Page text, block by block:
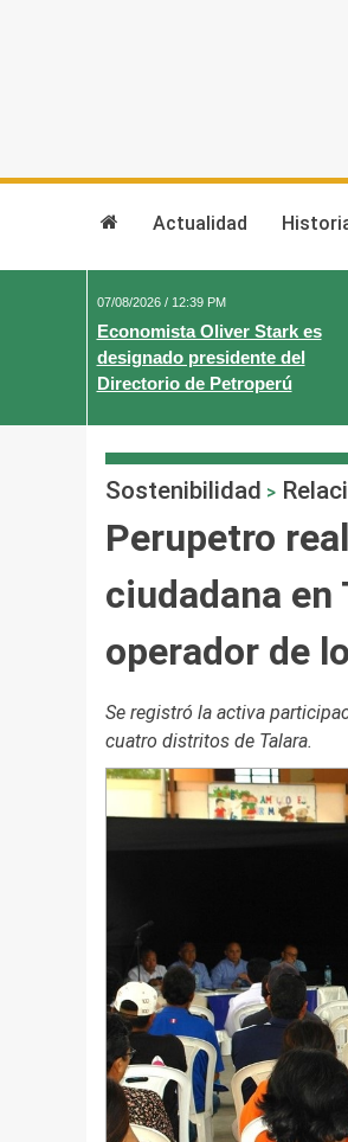
Actualidad
07/08/2026 / 12:39 PM
Economista Oliver Stark es
designado presidente del
Directorio de Petroperú
Sostenibilidad >
Perupetro
ciudadana en
operador de
Se registró la activa
cuatro distritos de Talara.